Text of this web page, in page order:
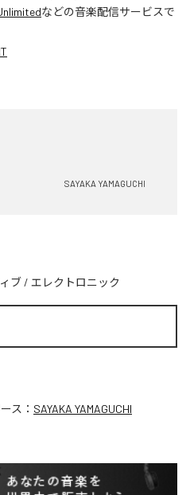
などの音楽配信サービスで
SAYAKA YAMAGUCHI
ブ / エレクトロニック
ス： SAYAKA YAMAGUCHI